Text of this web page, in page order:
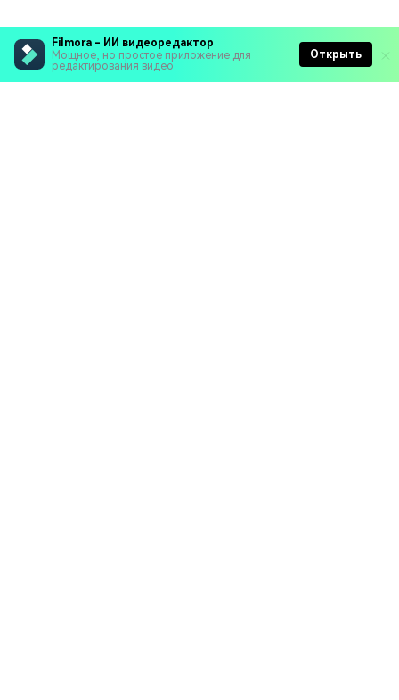
Filmora - ИИ видеоредактор
Мощное, но простое приложение для
редактирования видео
Открыть